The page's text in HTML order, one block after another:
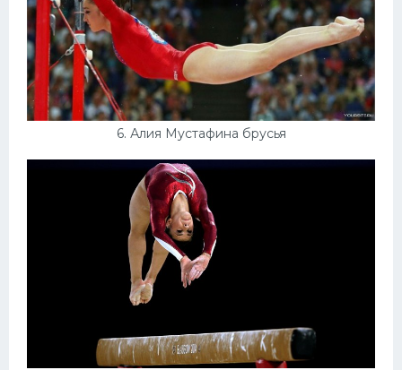
6. Алия Мустафина брусья